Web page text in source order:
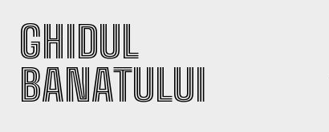
GHIDUL
BANATULUI